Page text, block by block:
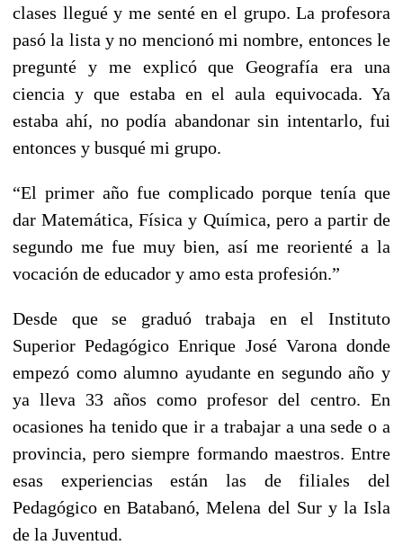
clases llegué y me senté en el grupo. La profesora
pasó la lista y no mencionó mi nombre, entonces le
pregunté y me explicó que Geografía era una
ciencia y que estaba en el aula equivocada. Ya
estaba ahí, no podía abandonar sin intentarlo, fui
entonces y busqué mi grupo.
“El primer año fue complicado porque tenía que
dar Matemática, Física y Química, pero a partir de
segundo me fue muy bien, así me reorienté a la
vocación de educador y amo esta profesión.”
Desde que se graduó trabaja en el Instituto
Superior Pedagógico Enrique José Varona donde
empezó como alumno ayudante en segundo año y
ya lleva 33 años como profesor del centro. En
ocasiones ha tenido que ir a trabajar a una sede o a
provincia, pero siempre formando maestros. Entre
esas experiencias están las de filiales del
Pedagógico en Batabanó, Melena del Sur y la Isla
de la Juventud.